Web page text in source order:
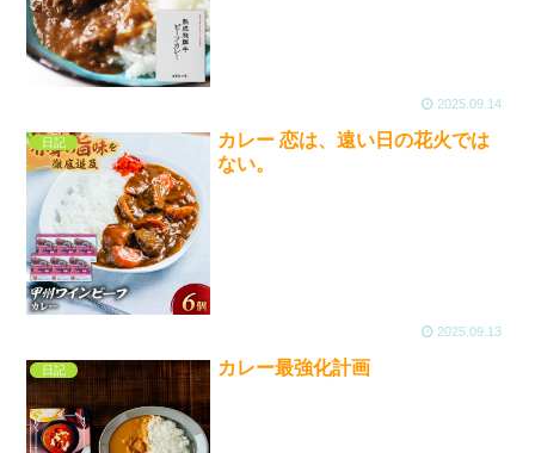
2025.09.14
日記
カレー 恋は、遠い日の花火では
ない。
2025.09.13
日記 カレー最強化計画